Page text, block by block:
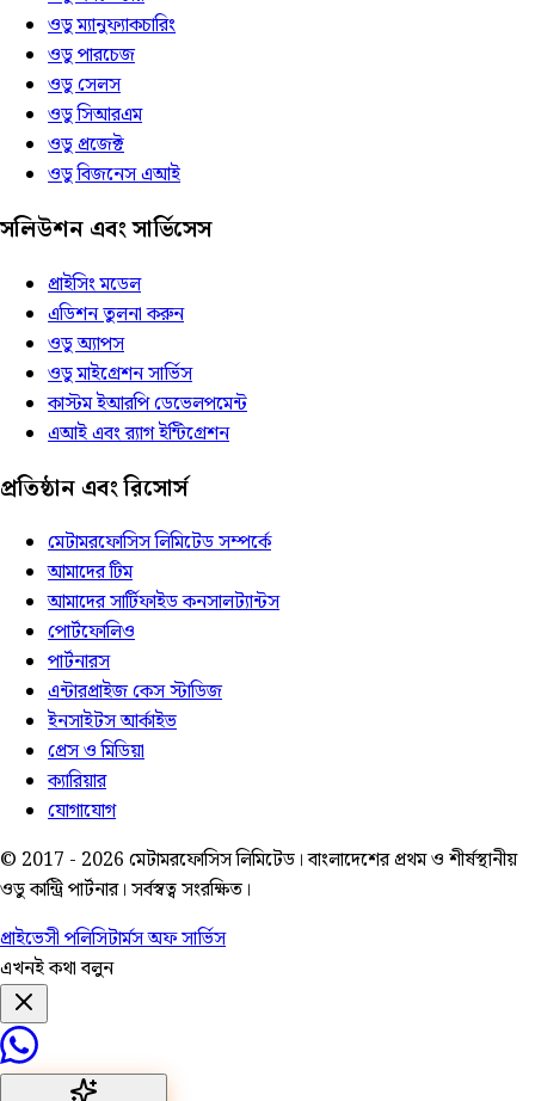
ওডু ম্যানুফ্যাকচারিং
ওডু পারচেজ
ওডু সেলস
ওডু সিআরএম
ওডু প্রজেক্ট
ওডু বিজনেস এআই
সলিউশন এবং সার্ভিসেস
প্রাইসিং মডেল
এডিশন তুলনা করুন
ওডু অ্যাপস
ওডু মাইগ্রেশন সার্ভিস
কাস্টম ইআরপি ডেভেলপমেন্ট
এআই এবং র‍্যাগ ইন্টিগ্রেশন
প্রতিষ্ঠান এবং রিসোর্স
মেটামরফোসিস লিমিটেড সম্পর্কে
আমাদের টিম
আমাদের সার্টিফাইড কনসালট্যান্টস
পোর্টফোলিও
পার্টনারস
এন্টারপ্রাইজ কেস স্টাডিজ
ইনসাইটস আর্কাইভ
প্রেস ও মিডিয়া
ক্যারিয়ার
যোগাযোগ
© 2017 - 2026 মেটামরফোসিস লিমিটেড। বাংলাদেশের প্রথম ও শীর্ষস্থানীয়
ওডু কান্ট্রি পার্টনার। সর্বস্বত্ব সংরক্ষিত।
প্রাইভেসী পলিসিটার্মস অফ সার্ভিস
এখনই কথা বলুন